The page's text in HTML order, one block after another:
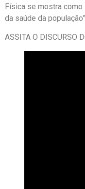
Física se mostra como
da saúde da
ASSITA O DISCURSO